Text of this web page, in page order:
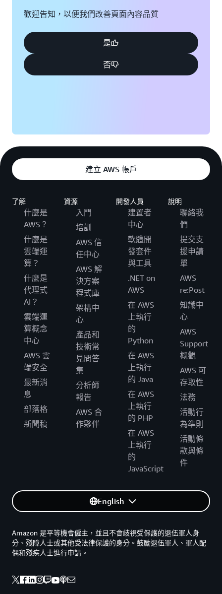
歡迎告知，以便我們改善頁面內容品質
是
否
建立 AWS 帳戶
了解
什麼是
AWS？
什麼是
雲端運
算？
什麼是
代理式
AI？
雲端運
算概念
中心
AWS 雲
端安全
最新消
息
部落格
新聞稿
資源
入門
培訓
AWS 信
任中心
AWS 解
決方案
程式庫
架構中
心
產品和
技術常
見問答
集
分析師
報告
AWS 合
作夥伴
開發人員
建置者
中心
軟體開
發套件
與工具
.NET on
AWS
在 AWS
上執行
的
Python
在 AWS
上執行
的 Java
在 AWS
上執行
的 PHP
在 AWS
上執行
的
JavaScript
說明
聯絡我
們
提交支
援申請
單
AWS
re:Post
知識中
心
AWS
Support
概觀
AWS 可
存取性
法務
活動行
為準則
活動條
款與條
件
English
Amazon 是平等機會僱主，並且不會歧視受保護的退伍軍人身
分、殘障人士或其他受法律保護的身分。鼓勵退伍軍人、軍人配
偶和殘疾人士進行申請。